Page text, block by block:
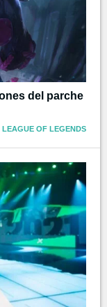
del parche
LEAGUE OF LEGENDS